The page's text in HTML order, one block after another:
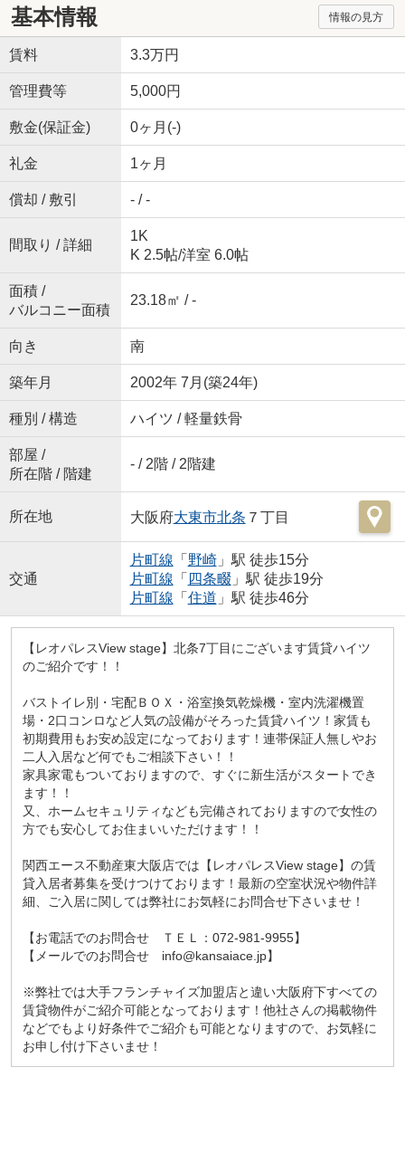
基本情報 情報の見方
賃料 3.3万円
管理費等 5,000円
敷金(保証金) 0ヶ月(-)
礼金 1ヶ月
償却 / 敷引 - / -
間取り / 詳細
1K
K 2.5帖/洋室 6.0帖
面積 /
バルコニー面積
23.18㎡ / -
向き 南
築年月 2002年 7月(築24年)
種別 / 構造 ハイツ / 軽量鉄骨
部屋 /
所在階 / 階建
- / 2階 / 2階建
所在地 大阪府大東市北条 ７丁目
交通
片町線 「 野崎」駅 徒歩15分
片町線 「 四条畷」駅 徒歩19分
片町線 「 住道 」駅 徒歩46分
【レオパレスView stage】北条7丁目にございます賃貸ハイツ
のご紹介です！！
バストイレ別・宅配ＢＯＸ・浴室換気乾燥機・室内洗濯機置
場・2口コンロなど人気の設備がそろった賃貸ハイツ！家賃も
初期費用もお安め設定になっております！連帯保証人無しやお
二人入居など何でもご相談下さい！！
家具家電もついておりますので、すぐに新生活がスタートでき
ます！！
又、ホームセキュリティなども完備されておりますので女性の
方でも安心してお住まいいただけます！！
関西エース不動産東大阪店では【レオパレスView stage】の賃
貸入居者募集を受けつけております！最新の空室状況や物件詳
細、ご入居に関しては弊社にお気軽にお問合せ下さいませ！
【お電話でのお問合せ ＴＥＬ：072-981-9955】
【メールでのお問合せ info@kansaiace.jp】
※弊社では大手フランチャイズ加盟店と違い大阪府下すべての
賃貸物件がご紹介可能となっております！他社さんの掲載物件
などでもより好条件でご紹介も可能となりますので、お気軽に
お申し付け下さいませ！